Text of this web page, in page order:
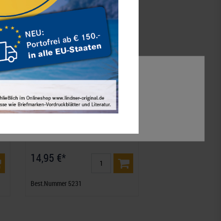
Hoheitszeichen des 3. Reiches
14,95 €*
Best.Nummer 5231
Alle akzeptieren
Alle ablehnen